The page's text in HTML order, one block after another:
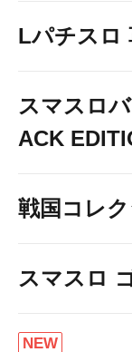
Lパチスロ
スマスロ
ACK
戦国コレ
スマスロ
NEW